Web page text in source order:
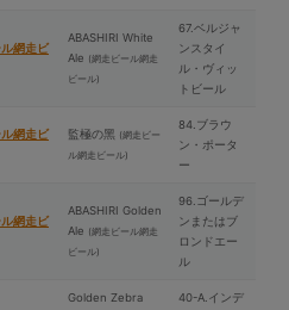
網走ビ
ABASHIRI White
Ale (網走ビール網走
ビール)
67.ベルジャ
ンスタイ
ル・ヴィッ
トビール
網走ビ
監極の⿊ (網走ビー
ル網走ビール)
84.ブラウ
ン・ポータ
ー
網走ビ
ABASHIRI Golden
Ale (網走ビール網走
ビール)
96.ゴールデ
ンまたはブ
ロンドエー
ル
Golden Zebra
40-A.インデ